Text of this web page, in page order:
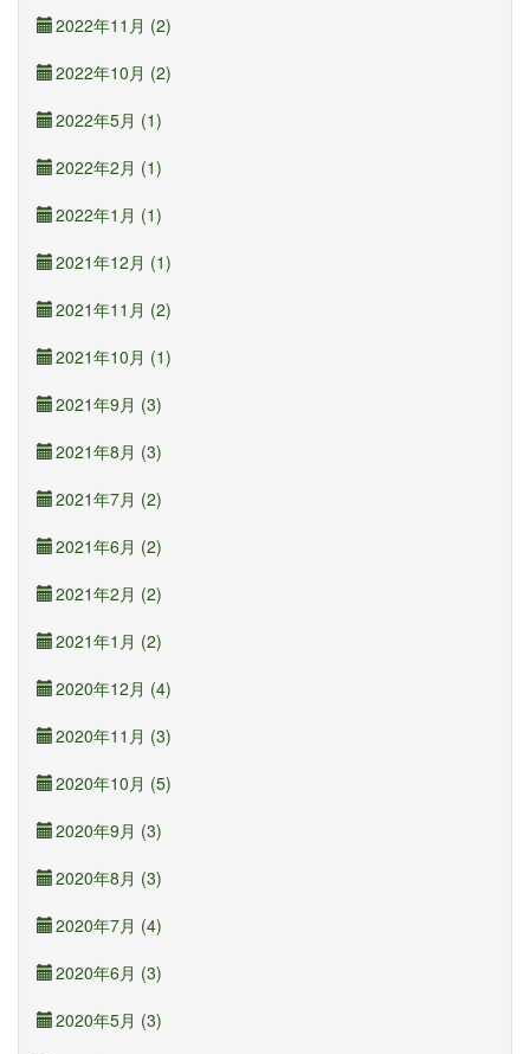
2022年11月 (2)
2022年10月 (2)
2022年5月 (1)
2022年2月 (1)
2022年1月 (1)
2021年12月 (1)
2021年11月 (2)
2021年10月 (1)
2021年9月 (3)
2021年8月 (3)
2021年7月 (2)
2021年6月 (2)
2021年2月 (2)
2021年1月 (2)
2020年12月 (4)
2020年11月 (3)
2020年10月 (5)
2020年9月 (3)
2020年8月 (3)
2020年7月 (4)
2020年6月 (3)
2020年5月 (3)